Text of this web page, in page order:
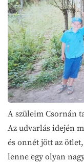
A szüleim Csornán
Az udvarlás idején
és onnét jött az
lenne egy olyan